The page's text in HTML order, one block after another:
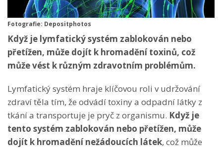
Fotografie: Depositphotos
Když je lymfatický systém zablokován nebo
přetížen, může dojít k hromadění toxinů, což
může vést k různým zdravotním problémům.
Lymfatický systém hraje klíčovou roli v udržování
zdraví těla tím, že odvádí toxiny a odpadní látky z
tkání a transportuje je pryč z organismu. Když je
tento systém zablokován nebo přetížen, může
dojít k hromadění nežádoucích látek, což může